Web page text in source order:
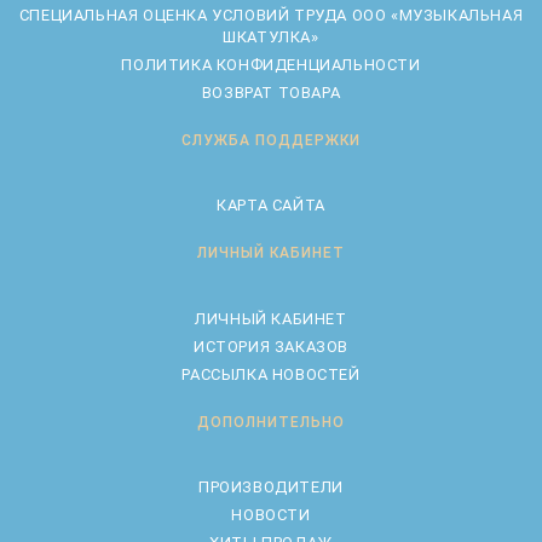
CПЕЦИАЛЬНАЯ ОЦЕНКА УСЛОВИЙ ТРУДА ООО «МУЗЫКАЛЬНАЯ
ШКАТУЛКА»
ПОЛИТИКА КОНФИДЕНЦИАЛЬНОСТИ
ВОЗВРАТ ТОВАРА
СЛУЖБА ПОДДЕРЖКИ
КАРТА САЙТА
ЛИЧНЫЙ КАБИНЕТ
ЛИЧНЫЙ КАБИНЕТ
ИСТОРИЯ ЗАКАЗОВ
РАССЫЛКА НОВОСТЕЙ
ДОПОЛНИТЕЛЬНО
ПРОИЗВОДИТЕЛИ
НОВОСТИ